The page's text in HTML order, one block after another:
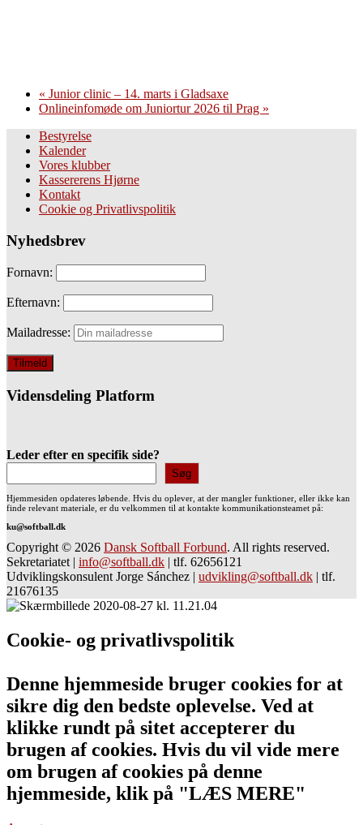
« Junior clinic – 14. marts i Gladsaxe
Onlineinfomøde om Juniortur 2026 til Prag »
Bestyrelse
Kalender
Vores klubber
Kassererens Hjørne
Kontakt
Cookie og Privatlivspolitik
Nyhedsbrev
Fornavn:
Efternavn:
Mailadresse:
Vidensdeling Platform
Leder efter en specifik side?
Søg
Hjemmesiden opdateres løbende. Hvis du oplever, at der mangler funktioner, eller ikke kan
finde relevant materiale, er du velkommen til at kontakte kommunikationsteamet på:
ku@softball.dk
Copyright © 2026 Dansk Softball Forbund. All rights reserved.
Sekretariatet | info@softball.dk | tlf. 62656121
Udviklingskonsulent Jorge Sánchez | udvikling@softball.dk | tlf.
21676135
Cookie- og privatlivspolitik
Denne hjemmeside bruger cookies for at
sikre dig den bedste oplevelse. Ved at
klikke rundt på sitet accepterer du
brugen af cookies. Hvis du vil vide mere
om brugen af cookies på denne
hjemmeside, klik på "LÆS MERE"